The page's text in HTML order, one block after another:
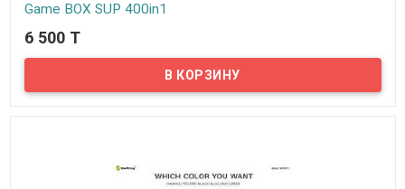
Game BOX SUP 400in1
В наличии
Представляем вам карманную игровую консоль Game BOX SUP
400in1! Мировая игровая консоль, которая в 90-х была хитом для
всех геймеров, мечта для маленьких мальчиков в и девочек.
6 500 T